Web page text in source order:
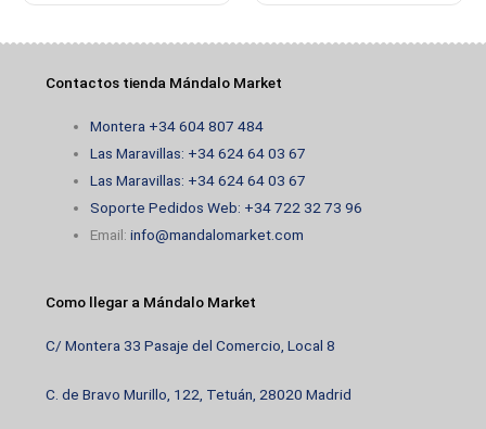
Contactos tienda Mándalo Market
Montera +34 604 807 484
Las Maravillas: +34 624 64 03 67
Las Maravillas: +34 624 64 03 67
Soporte Pedidos Web: +34 722 32 73 96
Email:info@mandalomarket.com
Como llegar a Mándalo Market
C/ Montera 33 Pasaje del Comercio, Local 8
C. de Bravo Murillo, 122, Tetuán, 28020 Madrid